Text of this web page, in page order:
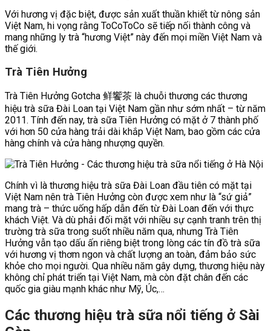
Với hương vị đặc biệt, được sản xuất thuần khiết từ nông sản
Việt Nam, hi vọng rằng ToCoToCo sẽ tiếp nối thành công và
mang những ly trà “hương Việt” này đến mọi miền Việt Nam và
thế giới.
Trà Tiên Hưởng
Trà Tiên Hưởng Gotcha 鲜饗茶 là chuỗi thương các thương
hiệu trà sữa Đài Loan tại Việt Nam gần như sớm nhất – từ năm
2011. Tính đến nay, trà sữa Tiên Hưởng có mặt ở 7 thành phố
với hơn 50 cửa hàng trải dài khắp Việt Nam, bao gồm các cửa
hàng chính và cửa hàng nhượng quyền.
Chính vì là thương hiệu trà sữa Đài Loan đầu tiên có mặt tại
Việt Nam nên trà Tiên Hưởng còn được xem như là “sứ giả”
mang trà – thức uống hấp dẫn đến từ Đài Loan đến với thực
khách Việt. Và dù phải đối mặt với nhiều sự cạnh tranh trên thị
trường trà sữa trong suốt nhiều năm qua, nhưng Trà Tiên
Hưởng vẫn tạo dấu ấn riêng biệt trong lòng các tín đồ trà sữa
với hương vị thơm ngon và chất lượng an toàn, đảm bảo sức
khỏe cho mọi người. Qua nhiều năm gây dựng, thương hiệu này
không chỉ phát triển tại Việt Nam, mà còn đặt chân đến các
quốc gia giàu mạnh khác như Mỹ, Úc,…
Các thương hiệu trà sữa nổi tiếng ở Sài